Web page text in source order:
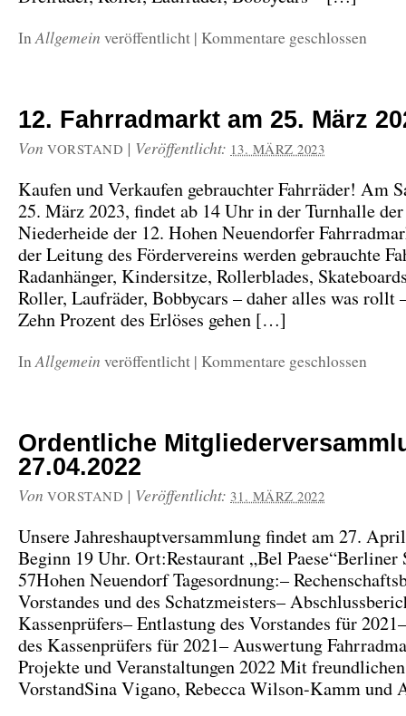
InAllgemein veröffentlicht | Kommentare geschlossen
12. Fahrradmarkt am 25. März
Von VORSTAND | Veröffentlicht: 13. MÄRZ 2023
Kaufen und Verkaufen gebrauchter Fahrräder! Am
25. März 2023, findet ab 14 Uhr in der Turnhalle
Niederheide der 12. Hohen Neuendorfer
der Leitung des Fördervereins werden gebrauchte
Radanhänger, Kindersitze, Rollerblades,
Roller, Laufräder, Bobbycars – daher alles was rollt
Zehn Prozent des Erlöses gehen […]
InAllgemein veröffentlicht | Kommentare geschlossen
Ordentliche
27.04.2022
Von VORSTAND | Veröffentlicht:31. MÄRZ 2022
Unsere Jahreshauptversammlung findet am 27.
Beginn 19 Uhr. Ort:Restaurant „Bel Paese“Berliner
57Hohen Neuendorf Tagesordnung:–
Vorstandes und des Schatzmeisters–
Kassenprüfers– Entlastung des Vorstandes für
des Kassenprüfers für 2021– Auswertung
Projekte und Veranstaltungen 2022 Mit
VorstandSina Vigano, Rebecca Wilson-Kamm und